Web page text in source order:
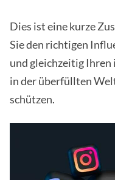
Dies ist eine kurze
Sie den richtigen
und gleichzeitig
in der überfüllten
schützen.